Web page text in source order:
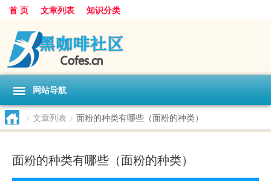
首 页 文章列表 知识分类
网站导航
> 文章列表 > 面粉的种类有哪些（面粉的种类）
面粉的种类有哪些（面粉的种类）